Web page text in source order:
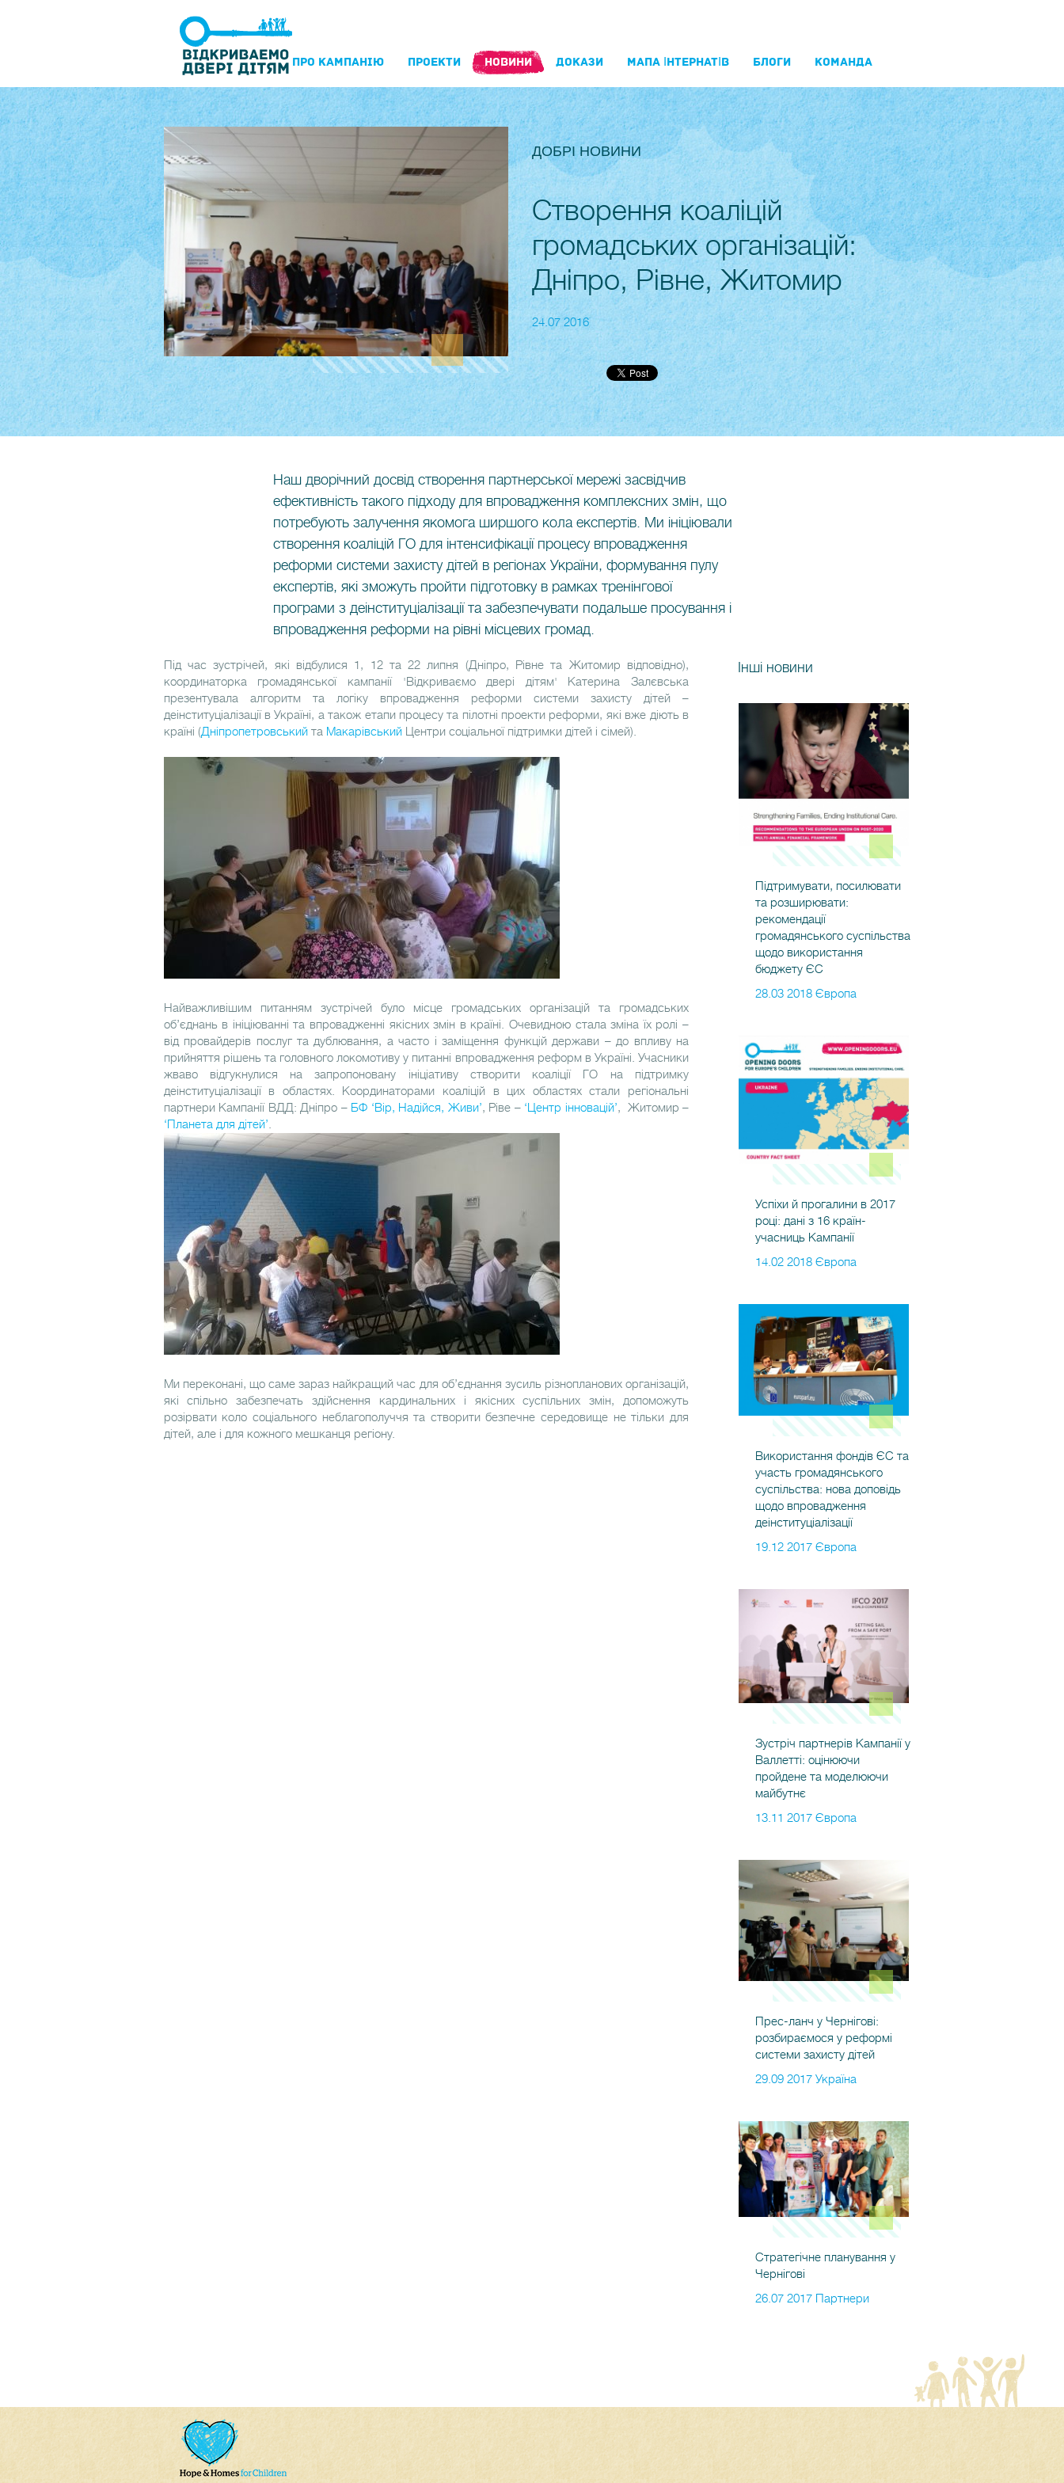
ПРО КАМПАНIЮ ПРОЕКТИ НОВИНИ ДОКАЗИ МАПА ІНТЕРНАТІВ БЛОГИ КОМАНДА
ДОБРІ НОВИНИ
Створення коаліцій
громадських організацій:
Дніпро, Рівне, Житомир
24.07 2016
Наш дворічний досвід створення партнерської мережі засвідчив
ефективність такого підходу для впровадження комплексних змін, що
потребують залучення якомога ширшого кола експертів. Ми ініціювали
створення коаліцій ГО для інтенсифікації процесу впровадження
реформи системи захисту дітей в регіонах України, формування пулу
експертів, які зможуть пройти підготовку в рамках тренінгової
програми з деінституціалізації та забезпечувати подальше просування і
впровадження реформи на рівні місцевих громад.
Під час зустрічей, які відбулися 1, 12 та 22 липня (Дніпро, Рівне та Житомир відповідно),
координаторка громадянської кампанії 'Відкриваємо двері дітям' Катерина Залєвська
презентувала алгоритм та логіку впровадження реформи системи захисту дітей –
деінституціалізації в Україні, а також етапи процесу та пілотні проекти реформи, які вже діють в
країні (Дніпропетровськийта МакарівськийЦентри соціальної підтримки дітей і сімей).
Найважливішим питанням зустрічей було місце громадських організацій та громадських
об’єднань в ініціюванні та впровадженні якісних змін в країні. Очевидною стала зміна їх ролі –
від провайдерів послуг та дублювання, а часто і заміщення функцій держави – до впливу на
прийняття рішень та головного локомотиву у питанні впровадження реформ в Україні. Учасники
жваво відгукнулися на запропоновану ініціативу створити коаліції ГО на підтримку
деінституціалізації в областях. Координаторами коаліцій в цих областях стали регіональні
партнери Кампанії ВДД: Дніпро – БФ ‘Вір, Надійся, Живи’, Ріве – ‘Центр інновацій’, Житомир –
‘Планета для дітей’.
Ми переконані, що саме зараз найкращий час для об’єднання зусиль різнопланових організацій,
які спільно забезпечать здійснення кардинальних і якісних суспільних змін, допоможуть
розірвати коло соціального неблагополуччя та створити безпечне середовище не тільки для
дітей, але і для кожного мешканця регіону.
Інші новини
Підтримувати, посилювати
та розширювати:
рекомендації
громадянського суспільства
щодо використання
бюджету ЄС
28.03 2018 Європа
Успіхи й прогалини в 2017
році: дані з 16 країн-
учасниць Кампанії
14.02 2018 Європа
Використання фондів ЄС та
участь громадянського
суспільства: нова доповідь
щодо впровадження
деінституціалізації
19.12 2017 Європа
Зустріч партнерів Кампанії у
Валлетті: оцінюючи
пройдене та моделюючи
майбутнє
13.11 2017 Європа
Прес-ланч у Чернігові:
розбираємося у реформі
системи захисту дітей
29.09 2017 Україна
Стратегічне планування у
Чернігові
26.07 2017 Партнери